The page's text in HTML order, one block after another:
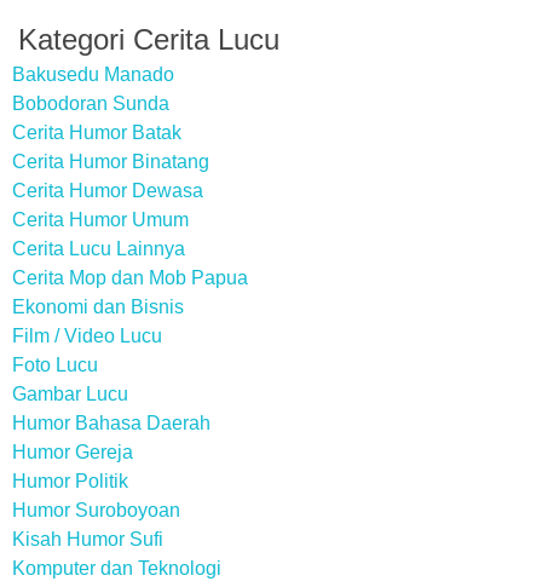
Kategori Cerita Lucu
Bakusedu Manado
Bobodoran Sunda
Cerita Humor Batak
Cerita Humor Binatang
Cerita Humor Dewasa
Cerita Humor Umum
Cerita Lucu Lainnya
Cerita Mop dan Mob Papua
Ekonomi dan Bisnis
Film / Video Lucu
Foto Lucu
Gambar Lucu
Humor Bahasa Daerah
Humor Gereja
Humor Politik
Humor Suroboyoan
Kisah Humor Sufi
Komputer dan Teknologi